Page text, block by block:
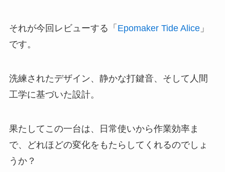
それが今回レビューする「 Epomaker Tide Alice」
です。
洗練されたデザイン、静かな打鍵音、そして人間
工学に基づいた設計。
果たしてこの一台は、日常使いから作業効率ま
で、どれほどの変化をもたらしてくれるのでしょ
うか？